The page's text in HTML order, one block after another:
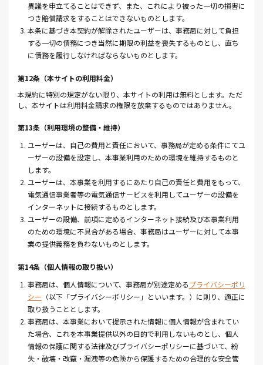
異議を申立てることはできず、また、これにより被った一切の損害に
つき賠償請求をすることはできないものとします。
3. 本条に基づき本契約が解除されたユーザーは、事務局に対して負担
する一切の債務につき当然に期限の利益を喪失するものとし、直ち
に債務を履行しなければならないものとします。
第12条（本サイトの利用料金）
本規約に特別の規定がない限り、本サイトの利用は無料とします。ただ
し、本サイトは利用料金請求の権限を放棄するものではありません。
第13条（利用環境の整備・維持）
1. ユーザーは、自己の費用と責任において、事務局が定める条件にてユ
ーザーの設備を設定し、本事業利用のための環境を維持するものと
します。
2. ユーザーは、本事業を利用するにあたり自己の責任と費用をもって、
電気通信事業者等の電気通信サービスを利用してユーザーの設備を
インターネットに接続するものとします。
3. ユーザーの設備、前項に定めるインターネット接続及び本事業利用
のための環境に不具合がある場合、事務局はユーザーに対して本事
業の提供義務を負わないものとします。
第14条（個人情報の取り扱い）
1. 事務局は、個人情報について、事務局が別途定めるプライバシーポリ
シー （以下「プライバシーポリシー」といいます。）に則り、適正に
取り扱うこととします。
2. 事務局は、本事業において提示された情報に個人情報が含まれてい
た場合、これを本事業提供以外の目的で利用しないものとし、個人
情報の保護に関する法律及びプライバシーポリシーに基づいて、紛
失・破壊・改竄・漏洩等の危険から保護するための合理的な安全管